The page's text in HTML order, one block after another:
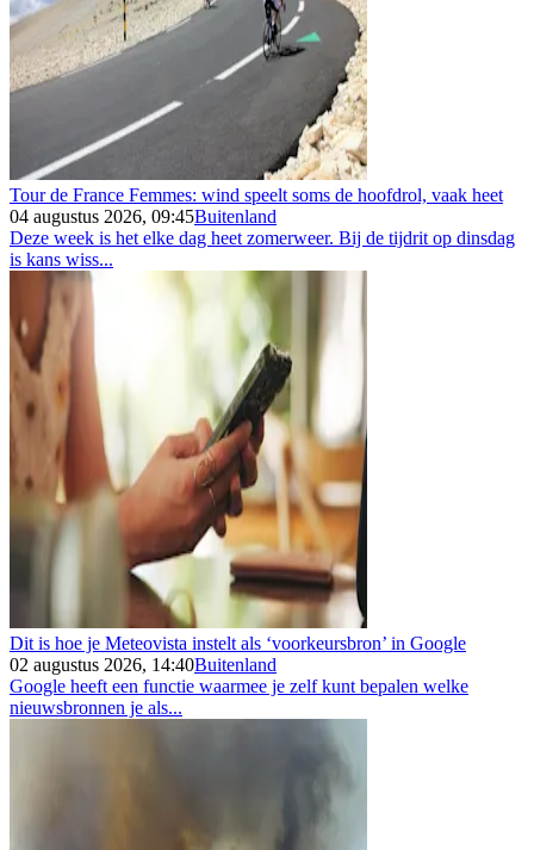
Tour de France Femmes: wind speelt soms de hoofdrol, vaak heet
04 augustus 2026, 09:45Buitenland
Deze week is het elke dag heet zomerweer. Bij de tijdrit op dinsdag
is kans wiss...
Dit is hoe je Meteovista instelt als ‘voorkeursbron’ in Google
02 augustus 2026, 14:40Buitenland
Google heeft een functie waarmee je zelf kunt bepalen welke
nieuwsbronnen je als...